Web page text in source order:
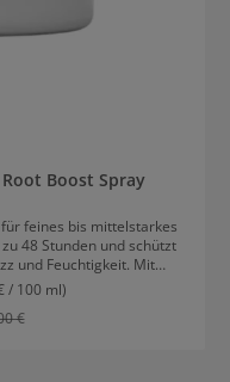
Boost Spray
feines bis mittelstarkes
48 Stunden und schützt
und Feuchtigkeit. Mit
präzise Anwendung für
dicker und voluminöser.
/ 100 ml)
Preis:
€